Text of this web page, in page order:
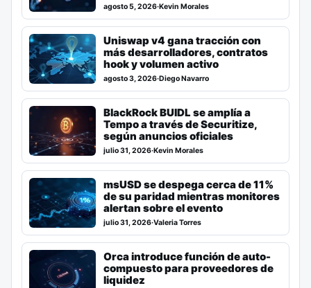
agosto 5, 2026·Kevin Morales
Uniswap v4 gana tracción con
más desarrolladores, contratos
hook y volumen activo
agosto 3, 2026·Diego Navarro
BlackRock BUIDL se amplía a
Tempo a través de Securitize,
según anuncios oficiales
julio 31, 2026·Kevin Morales
msUSD se despega cerca de 11%
de su paridad mientras monitores
alertan sobre el evento
julio 31, 2026·Valeria Torres
Orca introduce función de auto-
compuesto para proveedores de
liquidez